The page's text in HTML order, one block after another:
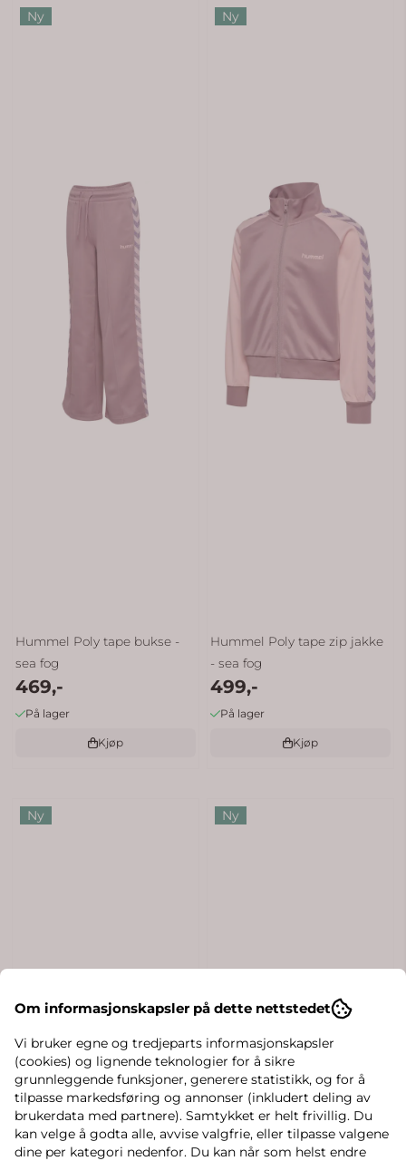
Ny
Hummel Poly tape bukse -
sea fog
469,-
På lager
Kjøp
Ny
Hummel Poly tape zip jakke
- sea fog
499,-
På lager
Kjøp
Ny Ny
Om informasjonskapsler på dette nettstedet
Vi bruker egne og tredjeparts informasjonskapsler
(cookies) og lignende teknologier for å sikre
grunnleggende funksjoner, generere statistikk, og for å
tilpasse markedsføring og annonser (inkludert deling av
brukerdata med partnere). Samtykket er helt frivillig. Du
kan velge å godta alle, avvise valgfrie, eller tilpasse valgene
dine per kategori nedenfor. Du kan når som helst endre